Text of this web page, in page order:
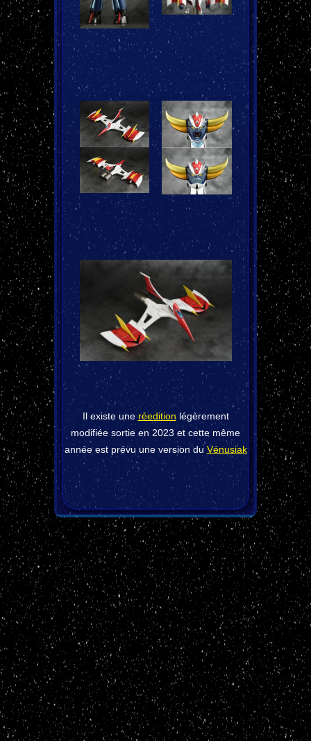
Il existe uneréedition légèrement
modifiée sortie en 2023 et cette même
année est prévu une version du Vénusiak